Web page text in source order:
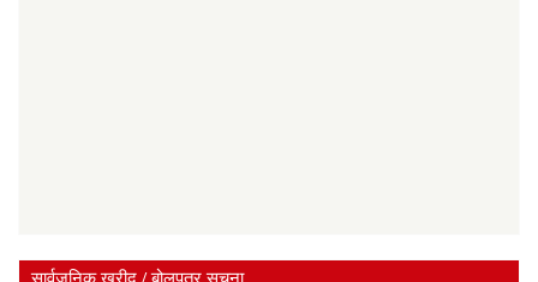
सार्वजनिक खरीद / बोलपत्र सूचना